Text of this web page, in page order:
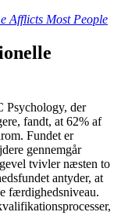
Afflicts Most People
Psychology, der
fandt, at 62% af
Fundet er
gennemgår
tvivler næsten to
antyder, at
færdighedsniveau.